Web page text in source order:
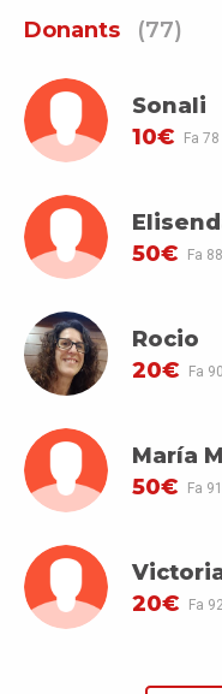
Donants (77)
Sonali
10€
Fa
50€
Fa
Rocio
20€
Fa
María
50€
Fa
20€
Fa